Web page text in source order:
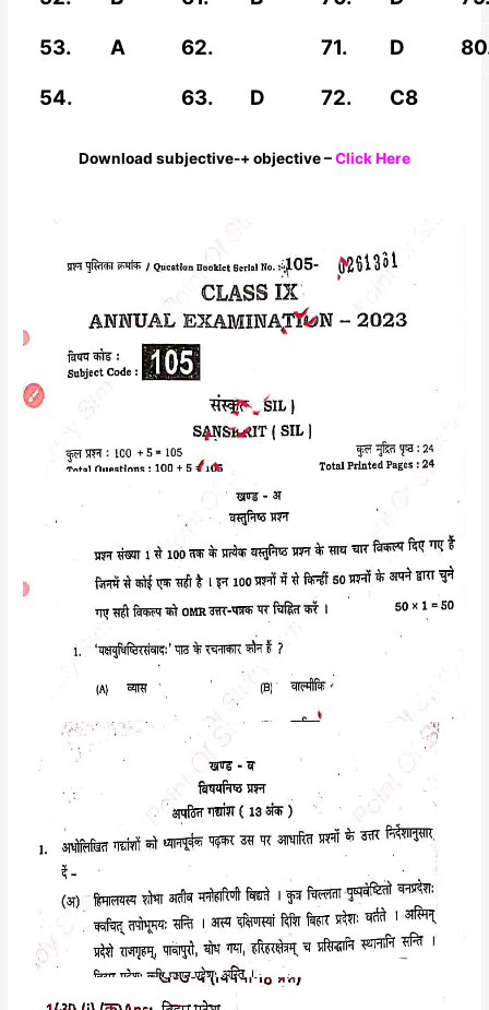
53.
A 62. 71. D
54.
63. D 72. C8
Download subjective-+ objective –Click Here